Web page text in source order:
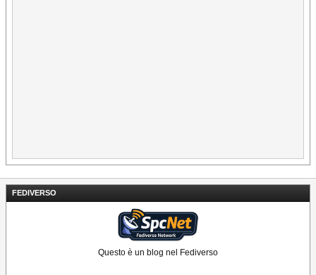
FEDIVERSO
Questo è un blog nel Fediverso